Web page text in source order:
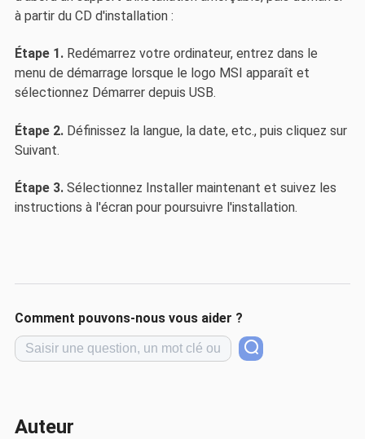
à partir du CD d'installation :
Étape 1.Redémarrez votre ordinateur, entrez dans le
menu de démarrage lorsque le logo MSI apparaît et
sélectionnez Démarrer depuis USB.
Étape 2.Définissez la langue, la date, etc., puis cliquez sur
Suivant.
Étape 3.Sélectionnez Installer maintenant et suivez les
instructions à l'écran pour poursuivre l'installation.
Comment pouvons-nous vous aider ?
Auteur